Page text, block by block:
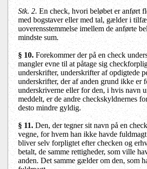
Stk. 2. En check, hvori beløbet er anført
med bogstaver eller med tal, gælder i
uoverensstemmelse imellem de anførte
mindste sum.
§ 10. Forekommer der på en check
mangler evne til at påtage sig
underskrifter, underskrifter af opdigtede
underskrifter, der af anden grund ikke er
underskriverne eller for den, i hvis navn
meddelt, er de andre checkskyldnernes
desto mindre gyldig.
§ 11.Den, der tegner sit navn på en
vegne, for hvem han ikke havde
bliver selv forpligtet efter checken og
betalt, de samme rettigheder, som ville
anden. Det samme gælder om den, som